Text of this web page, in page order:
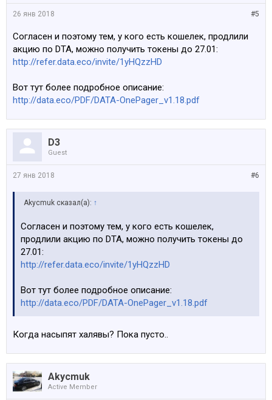
#5
26 янв 2018
Согласен и поэтому тем, у кого есть кошелек, продлили
акцию по DTA, можно получить токены до 27.01:
http://refer.data.eco/invite/1yHQzzHD
Вот тут более подробное описание:
http://data.eco/PDF/DATA-OnePager_v1.18.pdf
D3
Guest
#6
27 янв 2018
Akycmuk сказал(а): ↑
Согласен и поэтому тем, у кого есть кошелек,
продлили акцию по DTA, можно получить токены до
27.01:
http://refer.data.eco/invite/1yHQzzHD
Вот тут более подробное описание:
http://data.eco/PDF/DATA-OnePager_v1.18.pdf
Когда насыпят халявы? Пока пусто..
Akycmuk
Active Member